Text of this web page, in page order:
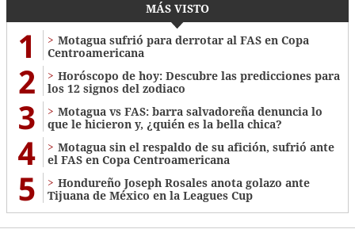
MÁS VISTO
1
Motagua sufrió para derrotar al FAS en Copa
Centroamericana
2
Horóscopo de hoy: Descubre las predicciones para
los 12 signos del zodiaco
3
Motagua vs FAS: barra salvadoreña denuncia lo
que le hicieron y, ¿quién es la bella chica?
4
Motagua sin el respaldo de su afición, sufrió ante
el FAS en Copa Centroamericana
5
Hondureño Joseph Rosales anota golazo ante
Tijuana de México en la Leagues Cup